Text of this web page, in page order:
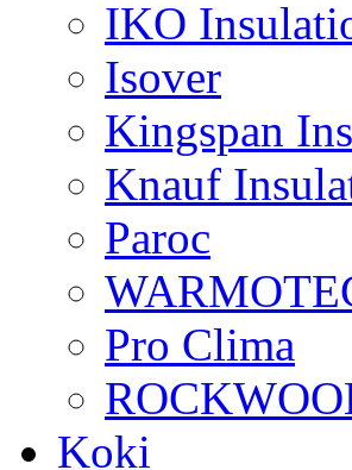
IKO
Isover
Kingspan
Knauf
Paroc
Pro Clima
Koki